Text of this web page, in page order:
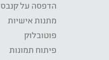
הדפסה על קנבס
מתנות אישיות
פוטובלוק
פיתוח תמונות